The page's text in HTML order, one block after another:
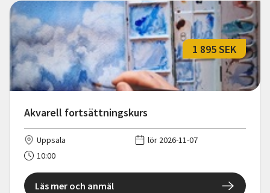
Akvarell fortsättningskurs
1 895 SEK
Uppsala
lör 2026-11-07
10:00
Läs mer och anmäl